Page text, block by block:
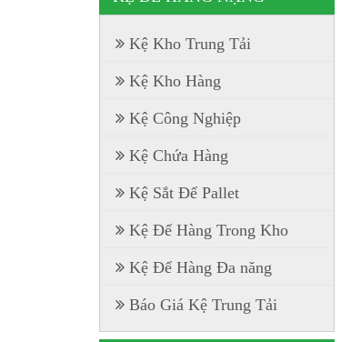
Kệ Kho Trung Tải
Kệ Kho Hàng
Kệ Công Nghiệp
Kệ Chứa Hàng
Kệ Sắt Để Pallet
Kệ Để Hàng Trong Kho
Kệ Để Hàng Đa năng
Báo Giá Kệ Trung Tải